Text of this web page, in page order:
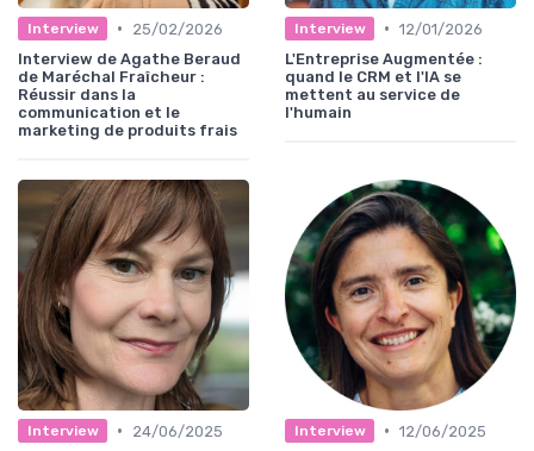
Interview •
25/02/2026
Interview de Agathe Beraud
de Maréchal Fraîcheur :
Réussir dans la
communication et le
marketing de produits frais
Interview • 12/01/2026
L'Entreprise Augmentée :
quand le CRM et l'IA se
mettent au service de
l'humain
Interview •
24/06/2025
Interview • 12/06/2025